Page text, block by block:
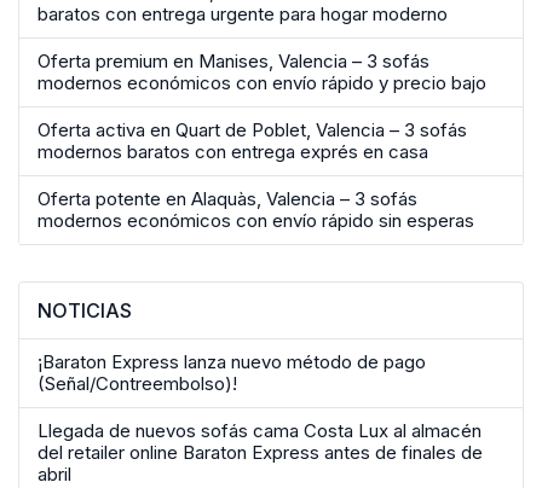
baratos con entrega urgente para hogar moderno
Oferta premium en Manises, Valencia – 3 sofás
modernos económicos con envío rápido y precio bajo
Oferta activa en Quart de Poblet, Valencia – 3 sofás
modernos baratos con entrega exprés en casa
Oferta potente en Alaquàs, Valencia – 3 sofás
modernos económicos con envío rápido sin esperas
NOTICIAS
¡Baraton Express lanza nuevo método de pago
(Señal/Contreembolso)!
Llegada de nuevos sofás cama Costa Lux al almacén
del retailer online Baraton Express antes de finales de
abril